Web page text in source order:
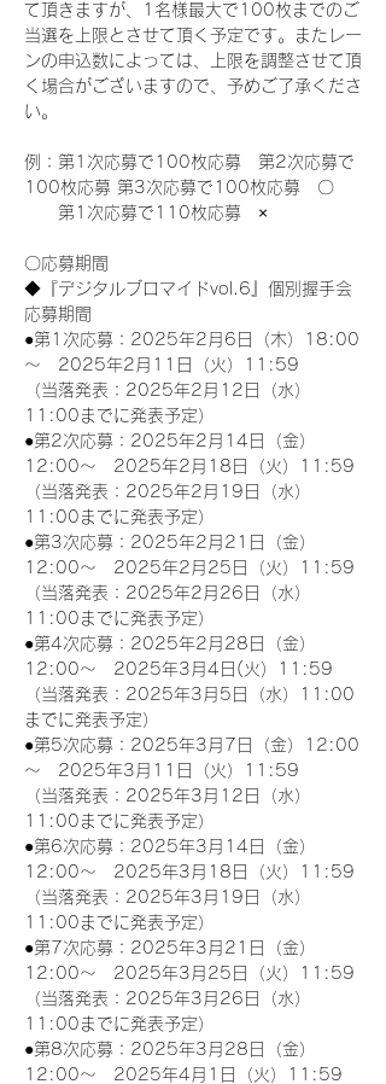
て頂きますが、1名様最大で100枚までのご
当選を上限とさせて頂く予定です。またレー
ンの申込数によっては、上限を調整させて頂
く場合がございますので、予めご了承くださ
い。
例：第1次応募で100枚応募　第2次応募で
100枚応募 第3次応募で100枚応募　〇
第1次応募で110枚応募　×
〇応募期間
◆『デジタルブロマイドvol.6』個別握手会
応募期間
●第1次応募：2025年2月6日（木）18:00
～　2025年2月11日（火）11:59
（当落発表：2025年2月12日（水）
11:00までに発表予定）
●第2次応募：2025年2月14日（金）
12:00～　2025年2月18日（火）11:59
（当落発表：2025年2月19日（水）
11:00までに発表予定）
●第3次応募：2025年2月21日（金）
12:00～　2025年2月25日（火）11:59
（当落発表：2025年2月26日（水）
11:00までに発表予定）
●第4次応募：2025年2月28日（金）
12:00～　2025年3月4日(火）11:59
（当落発表：2025年3月5日（水）11:00
までに発表予定）
●第5次応募：2025年3月7日（金）12:00
～　2025年3月11日（火）11:59
（当落発表：2025年3月12日（水）
11:00までに発表予定）
●第6次応募：2025年3月14日（金）
12:00～　2025年3月18日（火）11:59
（当落発表：2025年3月19日（水）
11:00までに発表予定）
●第7次応募：2025年3月21日（金）
12:00～　2025年3月25日（火）11:59
（当落発表：2025年3月26日（水）
11:00までに発表予定）
●第8次応募：2025年3月28日（金）
12:00～　2025年4月1日（火）11:59